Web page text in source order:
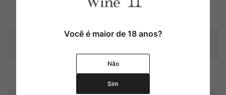
Você é maior de 18 anos?
Não
Sim